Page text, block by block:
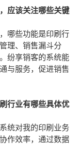
应该关注哪些关键
哪些功能是印刷行
理、销售漏斗分
纷享销客的系统能
与服务，促进销售
行业有哪些具体优
统对我的印刷业务
作效率，通过数据